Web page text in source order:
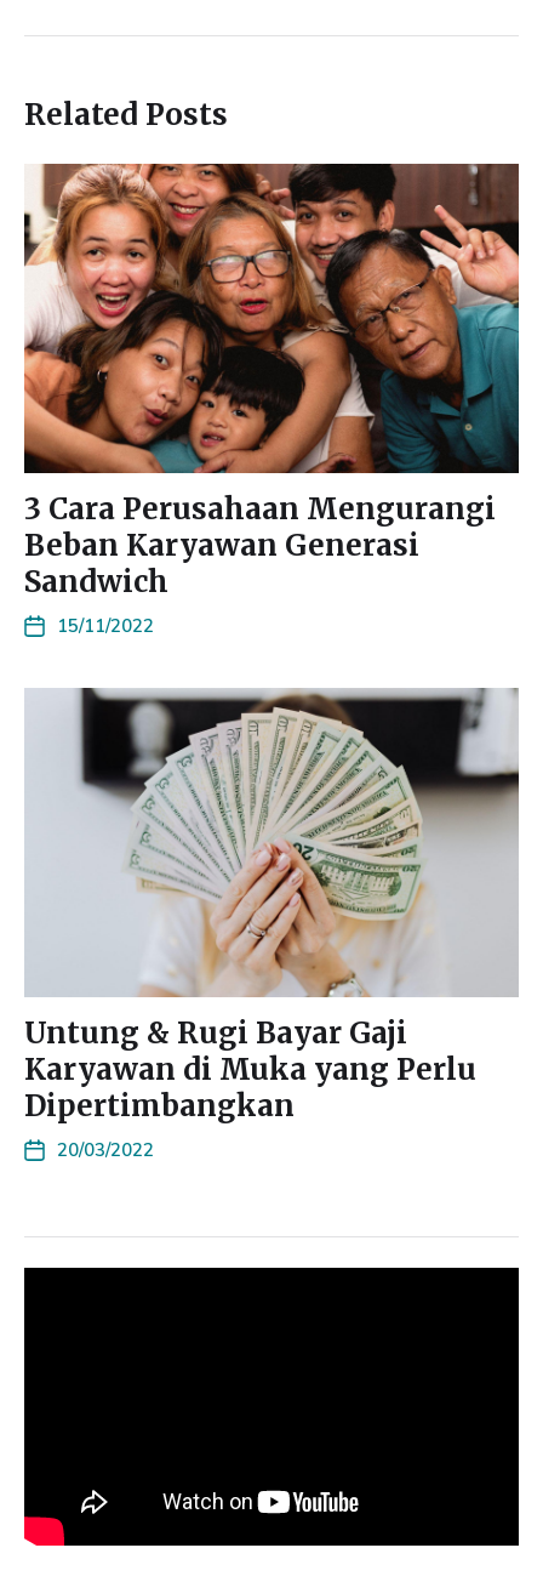
Related Posts
3 Cara Perusahaan Mengurangi
Beban Karyawan Generasi
Sandwich
15/11/2022
Untung & Rugi Bayar Gaji
Karyawan di Muka yang Perlu
Dipertimbangkan
20/03/2022